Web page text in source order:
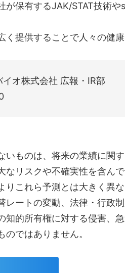
保有するJAK/STAT技術
提供することで人々の健康
オ株式会社 広報・IR部
ものは、将来の業績に関
リスクや不確実性を含ん
これら予測とは大きく異
ートの変動、法律・行政
的所有権に対する侵害、
ではありません。